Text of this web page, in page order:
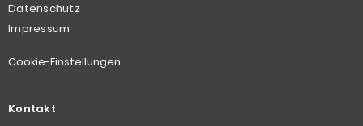
Datenschutz
Impressum
Cookie-Einstellungen
Kontakt